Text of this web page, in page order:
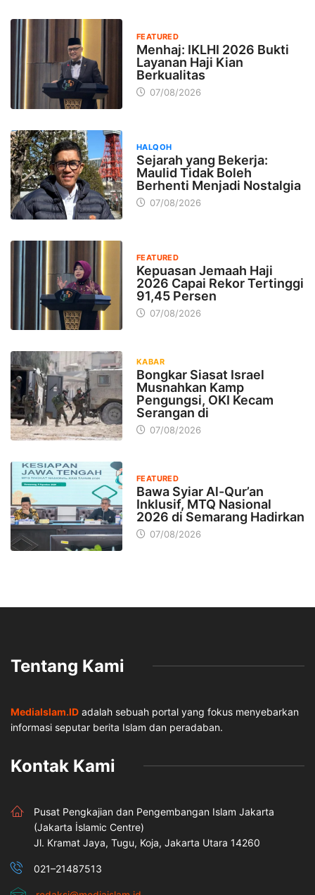
FEATURED
Menhaj: IKLHI 2026 Bukti
Layanan Haji Kian
Berkualitas
07/08/2026
HALQOH
Sejarah yang Bekerja:
Maulid Tidak Boleh
Berhenti Menjadi Nostalgia
07/08/2026
FEATURED
Kepuasan Jemaah Haji
2026 Capai Rekor Tertinggi
91,45 Persen
07/08/2026
KABAR
Bongkar Siasat Israel
Musnahkan Kamp
Pengungsi, OKI Kecam
Serangan di
07/08/2026
FEATURED
Bawa Syiar Al-Qur’an
Inklusif, MTQ Nasional
2026 di Semarang Hadirkan
07/08/2026
Tentang Kami
MediaIslam.ID adalah sebuah portal yang fokus menyebarkan
informasi seputar berita Islam dan peradaban.
Kontak Kami
Pusat Pengkajian dan Pengembangan Islam Jakarta
(Jakarta İslamic Centre)
Jl. Kramat Jaya, Tugu, Koja, Jakarta Utara 14260
021–21487513